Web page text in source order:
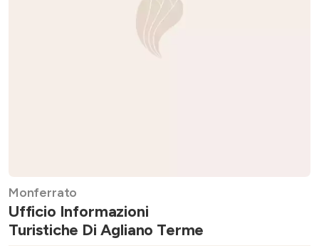
Monferrato
Ufficio Informazioni
Turistiche Di Agliano Terme